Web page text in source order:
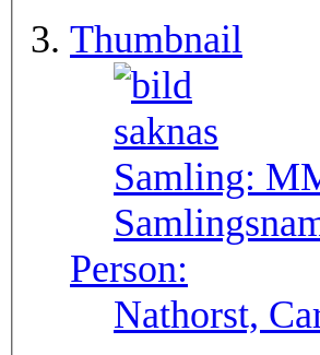
Thumbnail
Samling:
Person:
Nathorst,